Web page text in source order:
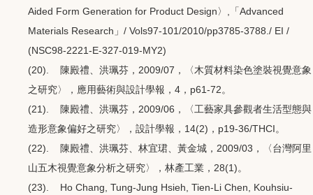
Aided Form Generation for Product Design〉,「Advanced
Materials Research」/ Vols97-101/2010/pp3785-3788./ EI /
(NSC98-2221-E-327-019-MY2)
(20). 陳殿禮、洪珮芬，2009/07，〈木質材料染色塗裝視覺意象
之研究〉，應用藝術與設計學報，4，p61-72。
(21). 陳殿禮、洪珮芬，2009/06，〈工藝家具參觀者生活型態與
造形意象偏好之研究〉，設計學報，14(2)，p19-36/THCI。
(22). 陳殿禮、洪珮芬、林宜珺、黃金城，2009/03，〈台灣阿里
山五木視覺意象分析之研究〉，林產工業，28(1)。
(23). Ho Chang, Tung-Jung Hsieh, Tien-Li Chen, Kouhsiu-